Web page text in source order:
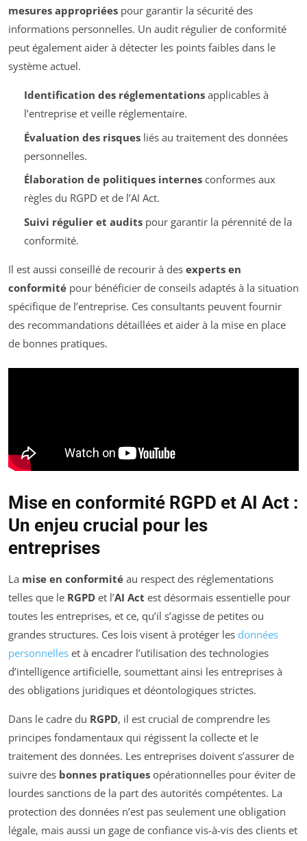
mesures appropriées pour garantir la sécurité des
informations personnelles. Un audit régulier de conformité
peut également aider à détecter les points faibles dans le
système actuel.
Identification des réglementationsapplicables à
l’entreprise et veille réglementaire.
Évaluation des risquesliés au traitement des données
personnelles.
Élaboration de politiques internesconformes aux
règles du RGPD et de l’AI Act.
Suivi régulier et auditspour garantir la pérennité de la
conformité.
Il est aussi conseillé de recourir à des experts en
conformité pour bénéficier de conseils adaptés à la situation
spécifique de l’entreprise. Ces consultants peuvent fournir
des recommandations détaillées et aider à la mise en place
de bonnes pratiques.
Mise en conformité RGPD et AI Act :
Un enjeu crucial pour les
entreprises
La mise en conformité au respect des réglementations
telles que le RGPD et l’AI Act est désormais essentielle pour
toutes les entreprises, et ce, qu’il s’agisse de petites ou
grandes structures. Ces lois visent à protéger les données
personnelles et à encadrer l’utilisation des technologies
d’intelligence artificielle, soumettant ainsi les entreprises à
des obligations juridiques et déontologiques strictes.
Dans le cadre du RGPD, il est crucial de comprendre les
principes fondamentaux qui régissent la collecte et le
traitement des données. Les entreprises doivent s’assurer de
suivre des bonnes pratiques opérationnelles pour éviter de
lourdes sanctions de la part des autorités compétentes. La
protection des données n’est pas seulement une obligation
légale, mais aussi un gage de confiance vis-à-vis des clients et